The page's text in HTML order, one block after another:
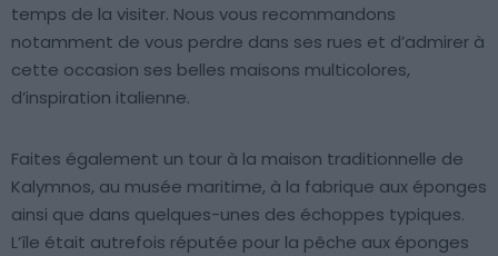
temps de la visiter. Nous vous recommandons
notamment de vous perdre dans ses rues et d’admirer à
cette occasion ses belles maisons multicolores,
d’inspiration italienne.
Faites également un tour à la maison traditionnelle de
Kalymnos, au musée maritime, à la fabrique aux éponges
ainsi que dans quelques-unes des échoppes typiques.
L’île était autrefois réputée pour la pêche aux éponges